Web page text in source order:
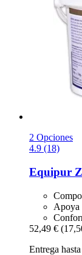
2 Opciones
4.9 (18)
Equipur
Apoya
52,49 €
Entrega